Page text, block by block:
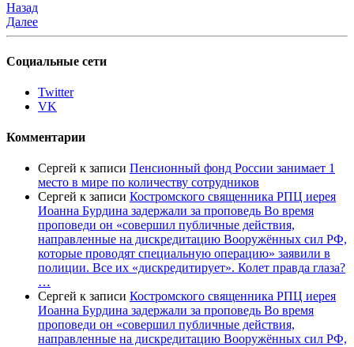
Назад
Далее
Социальные сети
Twitter
VK
Комментарии
Сергей к записи Пенсионный фонд России занимает 1
место в мире по количеству сотрудников
Сергей к записи Костромского священника РПЦ иерея
Иоанна Бурдина задержали за проповедь Во время
проповеди он «совершил публичные действия,
направленные на дискредитацию Вооружённых сил РФ,
которые проводят специальную операцию» заявили в
полиции. Все их «дискредитирует». Колет правда глаза?
…
Сергей к записи Костромского священника РПЦ иерея
Иоанна Бурдина задержали за проповедь Во время
проповеди он «совершил публичные действия,
направленные на дискредитацию Вооружённых сил РФ,